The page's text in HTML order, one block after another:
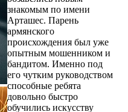
знакомым по имени
Арташес. Парень
армянского
происхождения был уже
опытным мошенником и
бандитом. Именно под
его чутким руководством
способные ребята
довольно быстро
обучились искусству